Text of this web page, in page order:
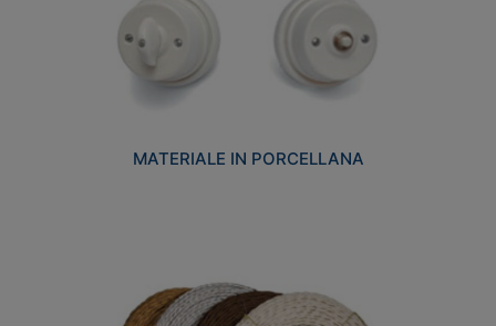
MATERIALE IN PORCELLANA